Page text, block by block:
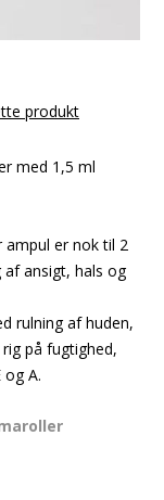
produkt
med 1,5 ml
ampul er nok til 2
af ansigt, hals og
rulning af huden,
på fugtighed,
A.